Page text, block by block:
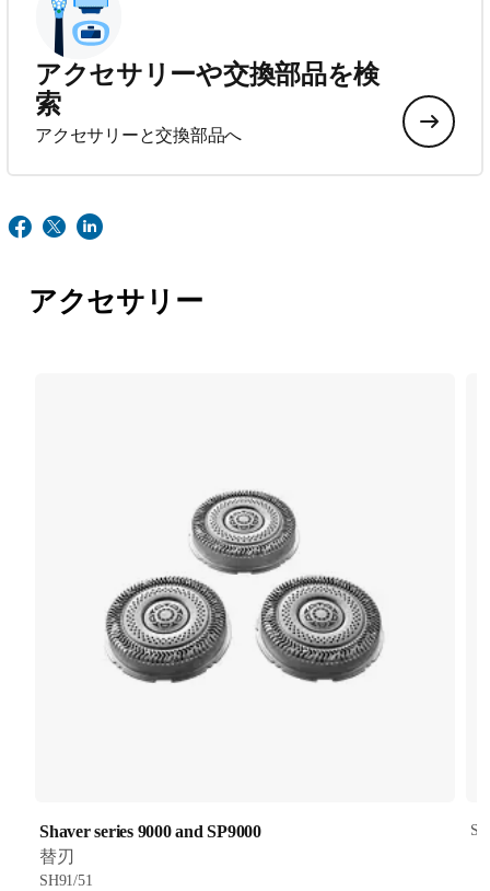
アクセサリーや交換部品を検
索
アクセサリーと交換部品へ
アクセサリー
Shaver series 9000 and SP9000
替刃
SH91/51